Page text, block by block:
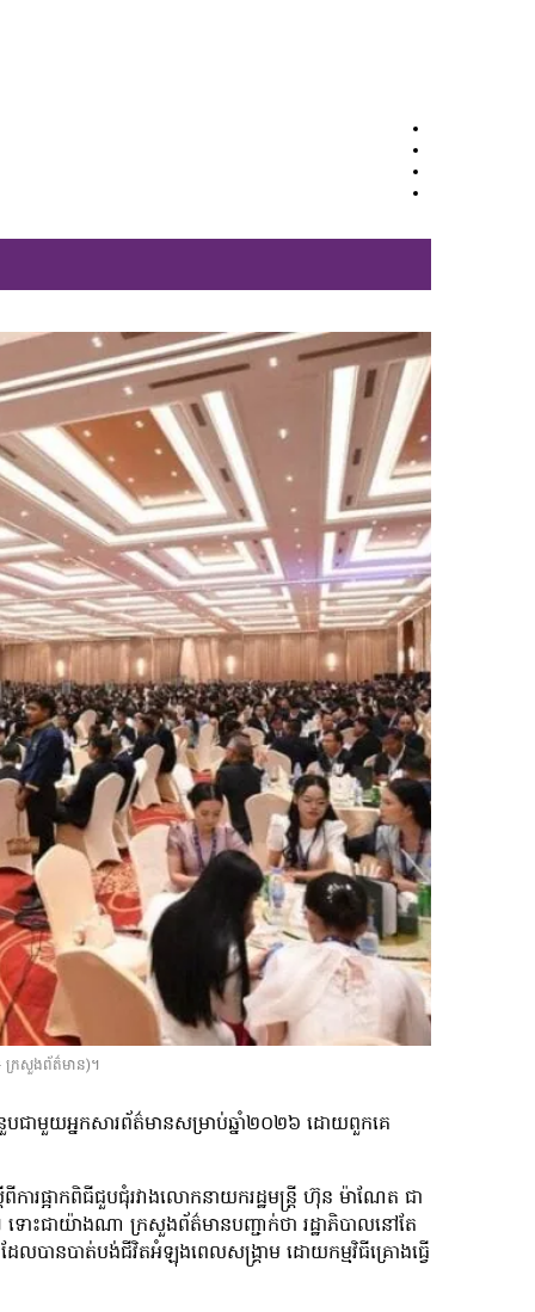
ក្រសួងព័ត៌មាន)។
នួបជាមួយអ្នកសារព័ត៌មានសម្រាប់ឆ្នាំ២០២៦ ដោយពួកគេ
រផ្អាកពិធីជួបជុំរវាងលោកនាយករដ្ឋមន្ត្រី ហ៊ុន ម៉ាណែត ជា
ោះជាយ៉ាងណា ក្រសួងព័ត៌មានបញ្ជាក់ថា រដ្ឋាភិបាលនៅតែ
លបានបាត់បង់ជីវិតអំឡុងពេលសង្គ្រាម ដោយកម្មវិធីគ្រោងធ្វើ